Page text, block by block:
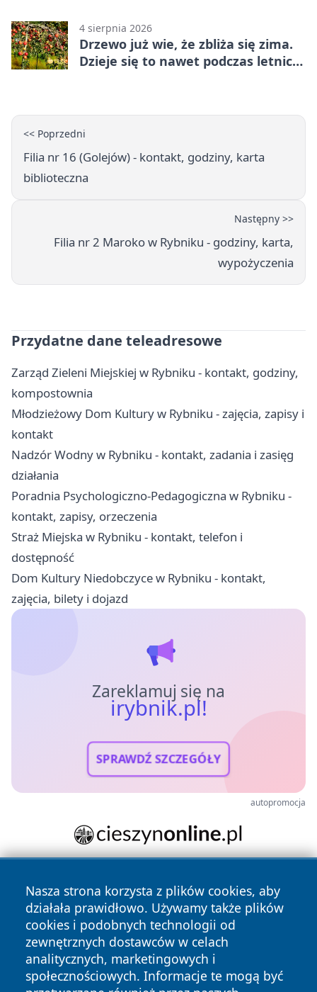
4 sierpnia 2026
Drzewo już wie, że zbliża się zima.
Dzieje się to nawet podczas letnich
<< Poprzedni
Filia nr 16 (Golejów) - kontakt, godziny, karta
biblioteczna
Następny >>
Filia nr 2 Maroko w Rybniku - godziny, karta,
wypożyczenia
Przydatne dane teleadresowe
Zarząd Zieleni Miejskiej w Rybniku - kontakt, godziny,
kompostownia
Młodzieżowy Dom Kultury w Rybniku - zajęcia, zapisy i
kontakt
Nadzór Wodny w Rybniku - kontakt, zadania i zasięg
działania
Poradnia Psychologiczno-Pedagogiczna w Rybniku -
kontakt, zapisy, orzeczenia
Straż Miejska w Rybniku - kontakt, telefon i
dostępność
Dom Kultury Niedobczyce w Rybniku - kontakt,
zajęcia, bilety i dojazd
Zareklamuj się na
irybnik.pl!
SPRAWDŹ SZCZEGÓŁY
autopromocja
Nasza strona korzysta z plików cookies, aby
działała prawidłowo. Używamy także plików
cookies i podobnych technologii od
zewnętrznych dostawców w celach
analitycznych, marketingowych i
społecznościowych. Informacje te mogą być
Copyright © 2026 irybnik.pl Wszystkie prawa zastrzeżone.